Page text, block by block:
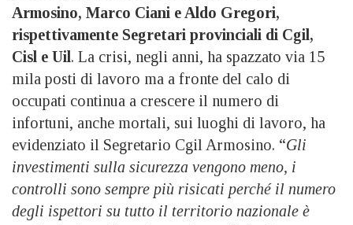
Armosino, Marco Ciani e Aldo Gregori,
rispettivamente Segretari provinciali di Cgil,
Cisl e Uil. La crisi, negli anni, ha spazzato via 15
mila posti di lavoro ma a fronte del calo di
occupati continua a crescere il numero di
infortuni, anche mortali, sui luoghi di lavoro, ha
evidenziato il Segretario Cgil Armosino. “Gli
investimenti sulla sicurezza vengono meno, i
controlli sono sempre più risicati perché il numero
degli ispettori su tutto il territorio nazionale è